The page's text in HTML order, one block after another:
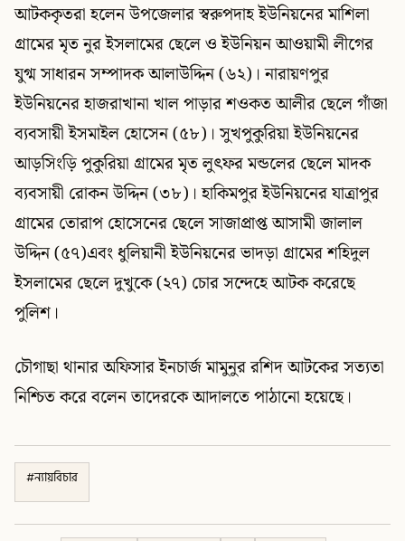
আটককৃতরা হলেন উপজেলার স্বরুপদাহ ইউনিয়নের মাশিলা
গ্রামের মৃত নুর ইসলামের ছেলে ও ইউনিয়ন আওয়ামী লীগের
যুগ্ম সাধারন সম্পাদক আলাউদ্দিন (৬২)। নারায়ণপুর
ইউনিয়নের হাজরাখানা খাল পাড়ার শওকত আলীর ছেলে গাঁজা
ব্যবসায়ী ইসমাইল হোসেন (৫৮)। সুখপুকুরিয়া ইউনিয়নের
আড়সিংড়ি পুকুরিয়া গ্রামের মৃত লুৎফর মন্ডলের ছেলে মাদক
ব্যবসায়ী রোকন উদ্দিন (৩৮)। হাকিমপুর ইউনিয়নের যাত্রাপুর
গ্রামের তোরাপ হোসেনের ছেলে সাজাপ্রাপ্ত আসামী জালাল
উদ্দিন (৫৭)এবং ধুলিয়ানী ইউনিয়নের ভাদড়া গ্রামের শহিদুল
ইসলামের ছেলে দুখুকে (২৭) চোর সন্দেহে আটক করেছে
পুলিশ।
চৌগাছা থানার অফিসার ইনচার্জ মামুনুর রশিদ আটকের সত্যতা
নিশ্চিত করে বলেন তাদেরকে আদালতে পাঠানো হয়েছে।
#ন্যায়বিচার